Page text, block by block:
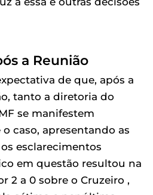
a Reunião
de que, após a
tanto a diretoria do
se manifestem
caso, apresentando as
esclarecimentos
em questão resultou na
2 a 0 sobre o Cruzeiro ,